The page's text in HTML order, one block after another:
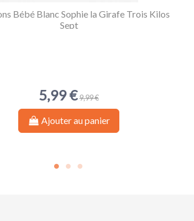
Bébé Blanc Sophie la Girafe Trois Kilos
Sept
5,99 €9,99 €
Ajouter au panier